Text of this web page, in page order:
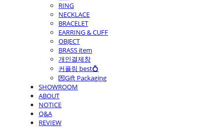
RING
NECKLACE
BRACELET
EARRING & CUFF
OBJECT
BRASS item
개인결제창
커플링 best💍
💌Gift Packaging
SHOWROOM
ABOUT
NOTICE
Q&A
REVIEW